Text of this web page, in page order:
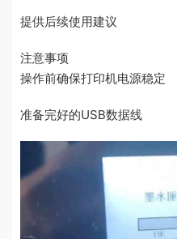
提供后续使用建议
注意事项
操作前确保打印机电源稳定
准备完好的USB数据线